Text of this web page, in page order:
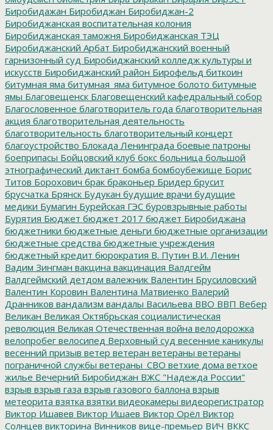
Биробидажан Биробиджан Биробиджан-2
Биробиджанская воспитательная колония
Биробиджанская таможня Биробиджанская ТЭЦ
Биробиджанский Арбат Биробиджанский военный
гарнизонный суд Биробиджанский колледж культуры и
искусств Биробиджанский район Бирофельд биткоин
битумная яма битумная_яма битумное болото битумные
ямы Благовещенск Благовещенский кафедральный собор
Благословенное благотворитель года благотворительная
акция благотворительная деятельность
благотворительность благотворительный концерт
благоустройство Блокада Ленинграда боевые патроны
боеприпасы Бойцовский клуб бокс больница большой
этнографический диктант бомба бомбоубежище Борис
Титов Борохович брак браконьер Бридер брусит
брусчатка Брянск Будукан будущие врачи будущие
медики Бумагин Бурейская ГЭС буровзрывные работы
Бурятия Бюджет бюджет 2017 бюджет Биробиджана
бюджетники бюджетные деньги бюджетные организации
бюджетные средства бюджетные учреждения
бюджетный кредит бюрократия В. Путин В.И. Ленин
Вадим Зингман вакцина вакцинация Валдгейм
Валдгеймский детдом валежник Валентин Брусиловский
Валентин Коровин Валентина Матвиенко Валерий
Дранников вандализм вандалы Васильева ВВО ВВП Вебер
Великан Великая Октябрьская социалистическая
революция Великая Отечественная война велодорожка
велопробег велосипед Верховный суд весенние каникулы
весенний призыв ветер ветеран ветераны ветераны
пограничной службы ветераны_СВО ветхие дома ветхое
жилье Вечерний Биробиджан ВЖС "Надежда России"
взрыв взрыв газа взрыв газового баллона взрыв
метеорита взятка взятки видеокамеры видеорегистратор
Виктор Ишавев Виктор Ишаев Виктор Орёл Виктор
Солнцев викторина Винников вице-премьер ВИЧ ВККС